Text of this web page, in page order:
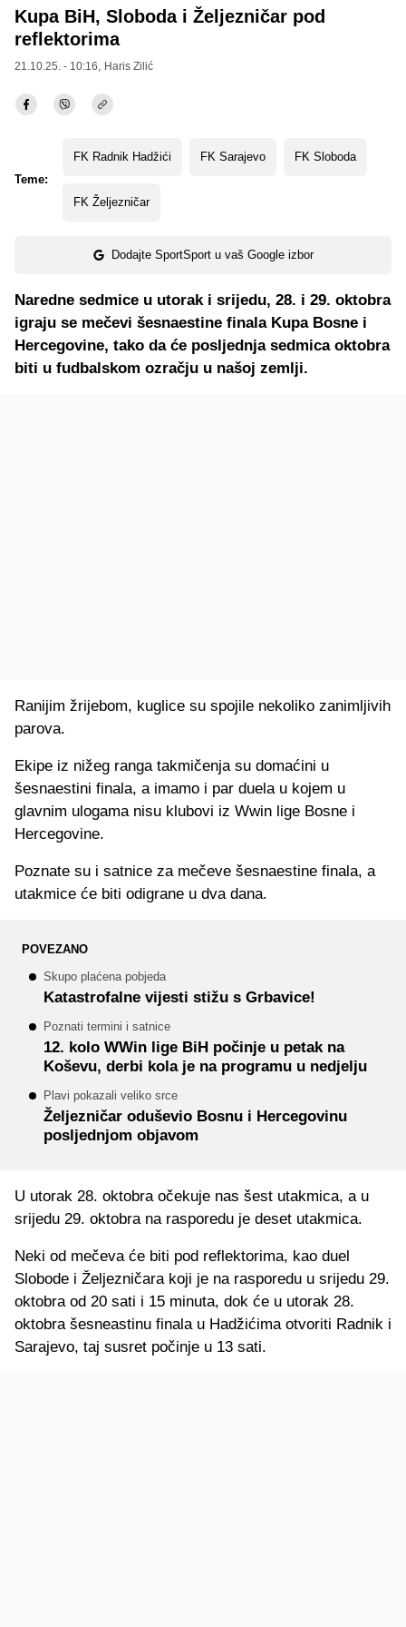
Kupa BiH, Sloboda i Željezničar pod
reflektorima
21.10.25. - 10:16, Haris Zilić
Teme:
FK Radnik Hadžići FK Sarajevo FK Sloboda
FK Željezničar
Dodajte SportSport u vaš Google izbor
Naredne sedmice u utorak i srijedu, 28. i 29. oktobra
igraju se mečevi šesnaestine finala Kupa Bosne i
Hercegovine, tako da će posljednja sedmica oktobra
biti u fudbalskom ozračju u našoj zemlji.
Ranijim žrijebom, kuglice su spojile nekoliko zanimljivih
parova.
Ekipe iz nižeg ranga takmičenja su domaćini u
šesnaestini finala, a imamo i par duela u kojem u
glavnim ulogama nisu klubovi iz Wwin lige Bosne i
Hercegovine.
Poznate su i satnice za mečeve šesnaestine finala, a
utakmice će biti odigrane u dva dana.
POVEZANO
Skupo plaćena pobjeda
Katastrofalne vijesti stižu s Grbavice!
Poznati termini i satnice
12. kolo WWin lige BiH počinje u petak na
Koševu, derbi kola je na programu u nedjelju
Plavi pokazali veliko srce
Željezničar oduševio Bosnu i Hercegovinu
posljednjom objavom
U utorak 28. oktobra očekuje nas šest utakmica, a u
srijedu 29. oktobra na rasporedu je deset utakmica.
Neki od mečeva će biti pod reflektorima, kao duel
Slobode i Željezničara koji je na rasporedu u srijedu 29.
oktobra od 20 sati i 15 minuta, dok će u utorak 28.
oktobra šesneastinu finala u Hadžićima otvoriti Radnik i
Sarajevo, taj susret počinje u 13 sati.